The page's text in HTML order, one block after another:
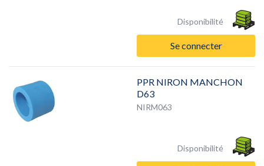
Disponibilité
Se connecter
PPR NIRON MANCHON
D63
NIRM063
Disponibilité